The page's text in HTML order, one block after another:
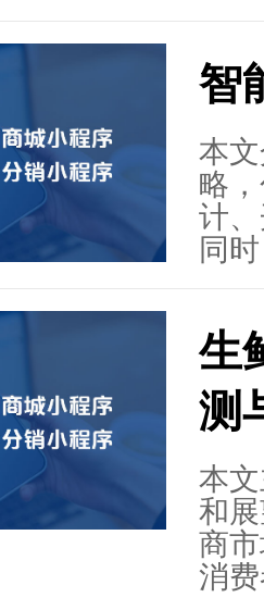
精
务
段
重
质
总
销
智
本
略
计
同
用
稳
户
和
生
测
本
和
商
消